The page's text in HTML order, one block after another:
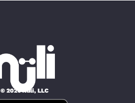
© 2026 Nüli, LLC